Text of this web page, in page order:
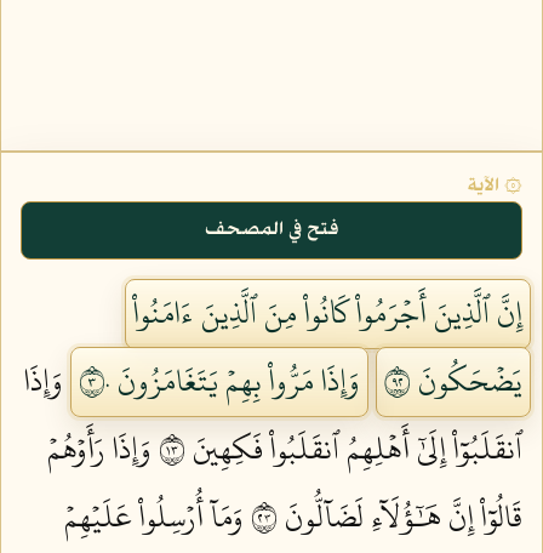
۞ الآية
فتح في المصحف
إِنَّ ٱلَّذِينَ أَجۡرَمُواْ كَانُواْ مِنَ ٱلَّذِينَ ءَامَنُواْ
يَضۡحَكُونَ ٢٩
وَإِذَا مَرُّواْ بِهِمۡ يَتَغَامَزُونَ ٣٠
وَإِذَا
ٱنقَلَبُوٓاْ إِلَىٰٓ أَهۡلِهِمُ ٱنقَلَبُواْ فَكِهِينَ ٣١
وَإِذَا رَأَوۡهُمۡ
قَالُوٓاْ إِنَّ هَٰٓؤُلَآءِ لَضَآلُّونَ ٣٢
وَمَآ أُرۡسِلُواْ عَلَيۡهِمۡ